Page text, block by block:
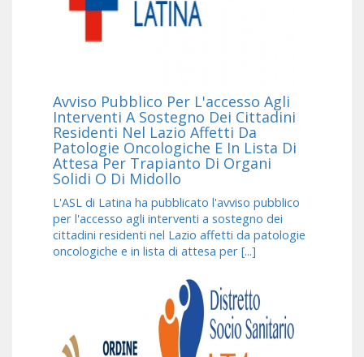
Avviso Pubblico Per L'accesso Agli
Interventi A Sostegno Dei Cittadini
Residenti Nel Lazio Affetti Da
Patologie Oncologiche E In Lista Di
Attesa Per Trapianto Di Organi
Solidi O Di Midollo
L'ASL di Latina ha pubblicato l'avviso pubblico
per l'accesso agli interventi a sostegno dei
cittadini residenti nel Lazio affetti da patologie
oncologiche e in lista di attesa per [...]